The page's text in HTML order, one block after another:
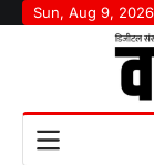
SkipSun, Aug 9, 2026